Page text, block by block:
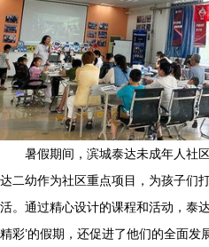
暑假期间，滨城泰达未成年人社
达二幼作为社区重点项目，为孩子们
活。通过精心设计的课程和活动，泰
精彩’的假期，还促进了他们的全面发